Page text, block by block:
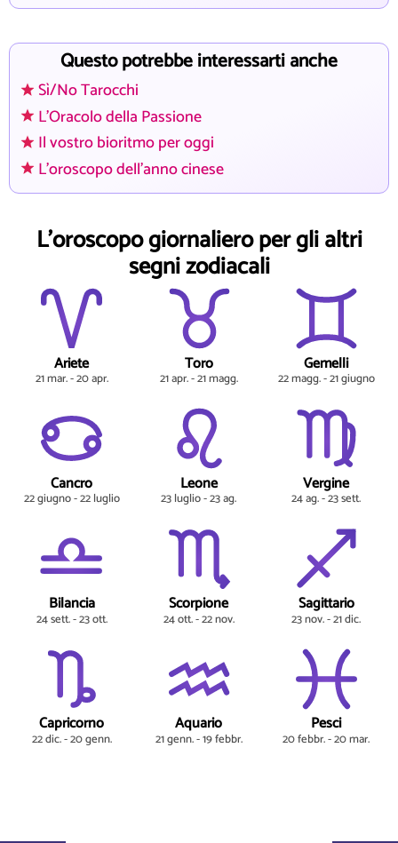
Questo potrebbe interessarti anche
Sì/No Tarocchi
L'Oracolo della Passione
Il vostro bioritmo per oggi
L'oroscopo dell'anno cinese
L'oroscopo giornaliero per gli altri
segni zodiacali
Ariete
21 mar. - 20 apr.
Toro
21 apr. - 21 magg.
Gemelli
22 magg. - 21 giugno
Cancro
22 giugno - 22 luglio
Leone
23 luglio - 23 ag.
Vergine
24 ag. - 23 sett.
Bilancia
24 sett. - 23 ott.
Scorpione
24 ott. - 22 nov.
Sagittario
23 nov. - 21 dic.
Capricorno
22 dic. - 20 genn.
Aquario
21 genn. - 19 febbr.
Pesci
20 febbr. - 20 mar.